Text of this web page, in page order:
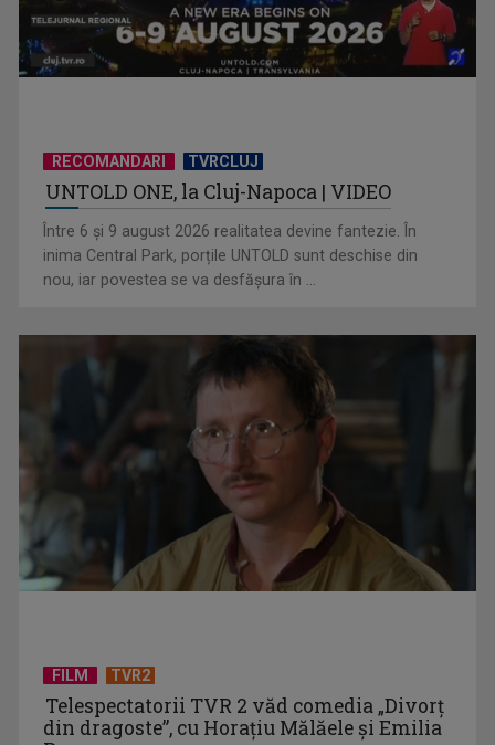
„Jucăriile” pentru copii care promit să combată sentimentul
de vinovăție al ...
Chinul migranților ilegali pentru a obține o nouă viză de
muncă în România: ...
RECOMANDARI TVRCLUJ
UNTOLD ONE, la Cluj-Napoca | VIDEO
Între 6 și 9 august 2026 realitatea devine fantezie. În
inima Central Park, porțile UNTOLD sunt deschise din
FILM TVR2
Telespectatorii TVR 2 văd comedia „Divorţ